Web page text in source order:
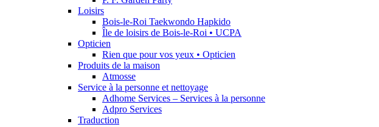
Loisirs
Bois-le-Roi Taekwondo Hapkido
Île de loisirs de Bois-le-Roi • UCPA
Opticien
Rien que pour vos yeux • Opticien
Produits de la maison
Atmosse
Service à la personne et nettoyage
Adhome Services – Services à la personne
Adpro Services
Traduction